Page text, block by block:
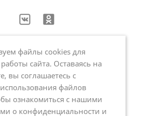
Оплата и доставка
Программа лояльности
Публичная оферта
Политика обработки
персональных данных
файлы cookies для
сайта. Оставаясь на
вы соглашаетесь с
файлов
ознакомиться с нашими
о конфиденциальности и